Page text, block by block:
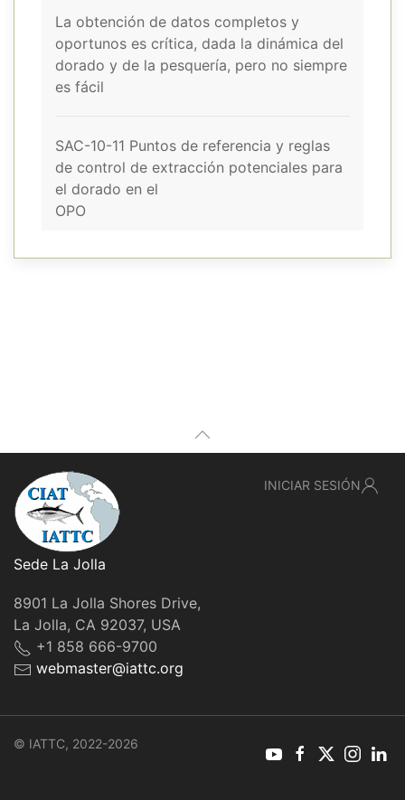
La obtención de datos completos y
oportunos es crítica, dada la dinámica del
dorado y de la pesquería, pero no siempre
es fácil
SAC-10-11 Puntos de referencia y reglas
de control de extracción potenciales para
el dorado en el
OPO
Sede La Jolla
8901 La Jolla Shores Drive,
La Jolla, CA 92037, USA
+1 858 666-9700
webmaster@iattc.org
INICIAR SESIÓN
© IATTC, 2022-2026